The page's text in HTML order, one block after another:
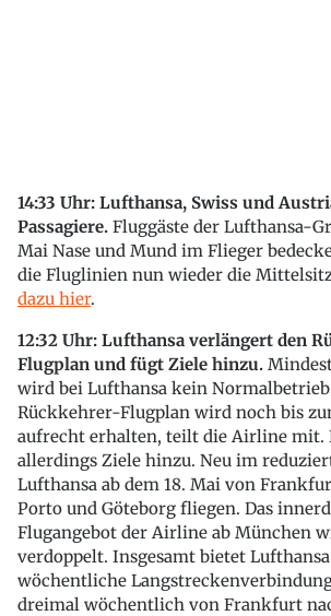
14:33 Uhr: Lufthansa, Swiss und
Passagiere. Fluggäste der Lufthansa-
Mai Nase und Mund im Flieger
die Fluglinien nun wieder die
dazu hier.
12:32 Uhr: Lufthansa verlängert den
Flugplan und fügt Ziele hinzu.
wird bei Lufthansa kein
Rückkehrer-Flugplan wird noch bis
aufrecht erhalten, teilt die Airline mit.
allerdings Ziele hinzu. Neu im
Lufthansa ab dem 18. Mai von
Porto und Göteborg fliegen. Das
Flugangebot der Airline ab München
verdoppelt. Insgesamt bietet
wöchentliche
dreimal wöchentlich von Frankfurt